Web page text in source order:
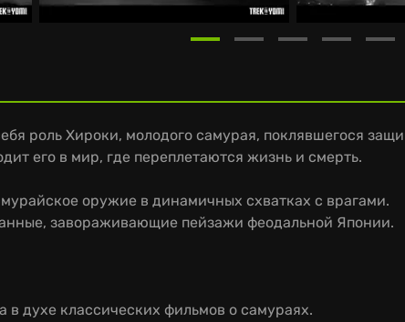
роль Хироки, молодого самурая, поклявшегося
его в мир, где переплетаются жизнь и смерть.
оружие в динамичных схватках с врагами.
завораживающие пейзажи феодальной Японии.
в духе классических фильмов о самураях.